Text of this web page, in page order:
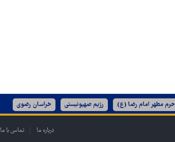
حرم مطهر امام رضا (ع) رژیم صهیونیستی خراسان رضوی
درباره ما تماس با ما